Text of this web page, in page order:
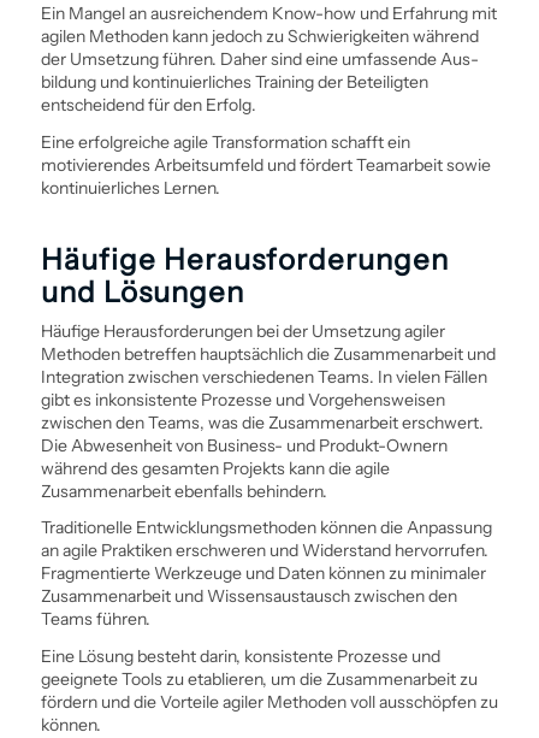
Ein Mangel an ausreichendem Know-how und Erfahrung mit
agilen Methoden kann jedoch zu Schwierigkeiten während
der Umsetzung führen. Daher sind eine umfassende Aus­
bildung und kontinuierliches Training der Beteiligten
entscheidend für den Erfolg.
Eine erfolgreiche agile Transformation schafft ein
motivierendes Arbeitsumfeld und fördert Teamarbeit sowie
kontinuierliches Lernen.
Häufige Herausforderungen
und Lösungen
Häufige Herausforderungen bei der Umsetzung agiler
Methoden betreffen hauptsächlich die Zusammenarbeit und
Integration zwischen verschiedenen Teams. In vielen Fällen
gibt es inkonsistente Prozesse und Vorgehens­weisen
zwischen den Teams, was die Zusammenarbeit erschwert.
Die Abwesenheit von Business- und Produkt-Ownern
während des gesamten Projekts kann die agile
Zusammenarbeit ebenfalls behindern.
Traditionelle Entwicklungsmethoden können die Anpassung
an agile Praktiken erschweren und Widerstand hervorrufen.
Fragmentierte Werkzeuge und Daten können zu minimaler
Zusammenarbeit und Wissensaustausch zwischen den
Teams führen.
Eine Lösung besteht darin, konsistente Prozesse und
geeignete Tools zu etablieren, um die Zusammenarbeit zu
fördern und die Vorteile agiler Methoden voll ausschöpfen zu
können.